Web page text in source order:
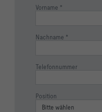
Vorname
Nachname
Telefonnummer
Position